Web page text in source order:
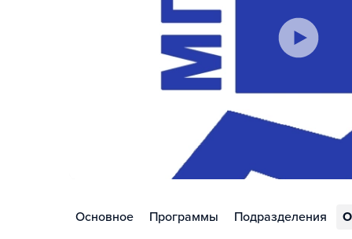
Основное Программы Подразделения